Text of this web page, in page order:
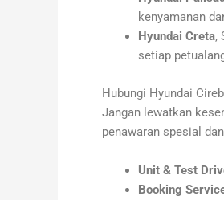
kenyamanan
Hyundai Creta,
setiap
Hubungi Hyundai
Jangan lewatkan
penawaran spesial
Unit & Test
Booking